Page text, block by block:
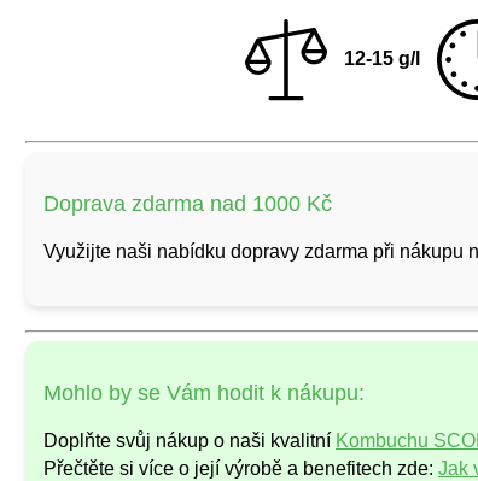
12-15 g/l
Doprava zdarma nad 1000 Kč
Využijte naši nabídku dopravy zdarma při nákupu
Mohlo by se Vám hodit k nákupu:
Doplňte svůj nákup o naši kvalitní Kombuchu
Přečtěte si více o její výrobě a benefitech zde: Jak